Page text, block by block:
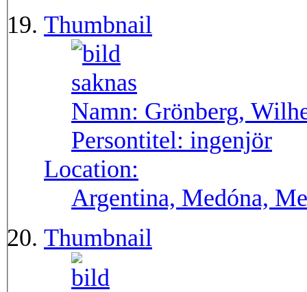
Thumbnail
Namn: Grönberg,
Persontitel: ingenjör
Location:
Argentina, Medóna,
Thumbnail